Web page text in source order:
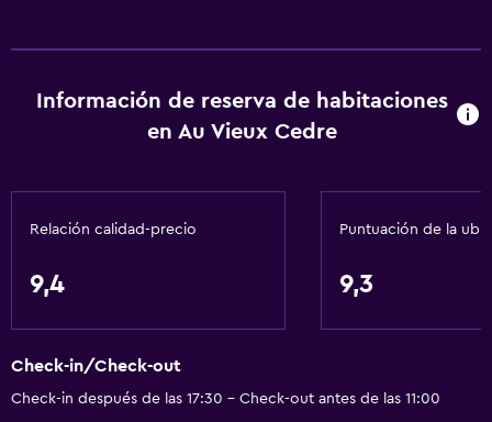
Papeleras
Baño
Secador de pelo
Actividades
Información de reserva de habitaciones
en Au Vieux Cedre
Relación calidad-precio
9,4
Puntuación de la
9,3
Check-in/Check-out
Check-in después de las 17:30 - Check-out antes de las 11:00